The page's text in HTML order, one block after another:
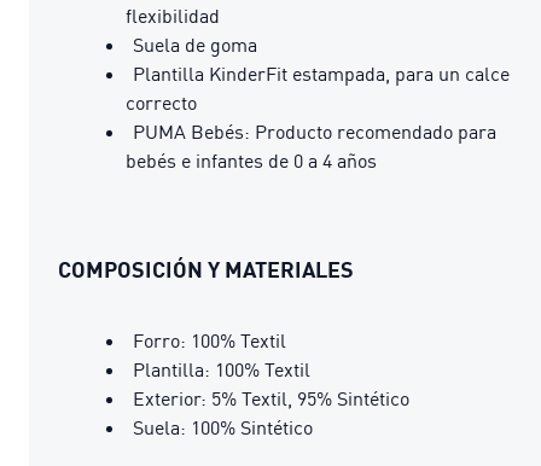
flexibilidad
Suela de goma
Plantilla KinderFit estampada, para un calce
correcto
PUMA Bebés: Producto recomendado para
bebés e infantes de 0 a 4 años
COMPOSICIÓN Y MATERIALES
Forro: 100% Textil
Plantilla: 100% Textil
Exterior: 5% Textil, 95% Sintético
Suela: 100% Sintético